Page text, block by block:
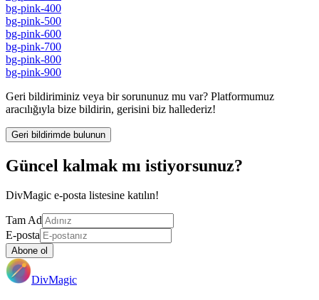
bg-pink-400
bg-pink-500
bg-pink-600
bg-pink-700
bg-pink-800
bg-pink-900
Geri bildiriminiz veya bir sorununuz mu var? Platformumuz
aracılığıyla bize bildirin, gerisini biz hallederiz!
Geri bildirimde bulunun
Güncel kalmak mı istiyorsunuz?
DivMagic e-posta listesine katılın!
Tam Ad
E-posta
Abone ol
DivMagic